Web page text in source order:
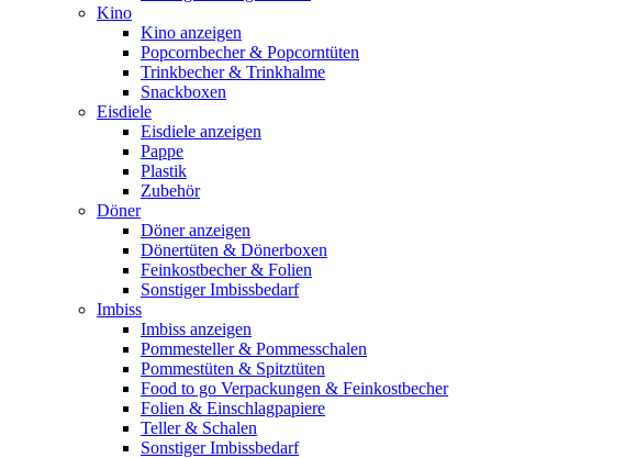
Kino
Kino anzeigen
Popcornbecher & Popcorntüten
Trinkbecher & Trinkhalme
Snackboxen
Eisdiele
Eisdiele anzeigen
Pappe
Plastik
Zubehör
Döner
Döner anzeigen
Dönertüten & Dönerboxen
Feinkostbecher & Folien
Sonstiger Imbissbedarf
Imbiss
Imbiss anzeigen
Pommesteller & Pommesschalen
Pommestüten & Spitztüten
Food to go Verpackungen & Feinkostbecher
Folien & Einschlagpapiere
Teller & Schalen
Sonstiger Imbissbedarf